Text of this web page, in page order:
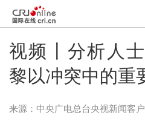
视频丨分析人
黎以冲突中的重
来源： 中央广电总台央视新闻客